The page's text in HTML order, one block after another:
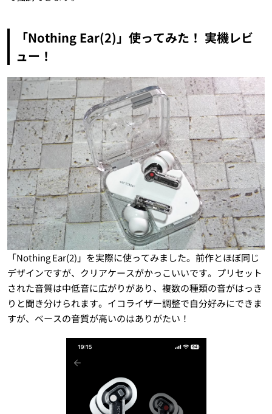
「Nothing Ear(2)」使ってみた！ 実機レビ
ュー！
「Nothing Ear(2)」を実際に使ってみました。前作とほぼ同じ
デザインですが、クリアケースがかっこいいです。プリセット
された音質は中低音に広がりがあり、複数の種類の音がはっき
りと聞き分けられます。イコライザー調整で自分好みにできま
すが、ベースの音質が高いのはありがたい！